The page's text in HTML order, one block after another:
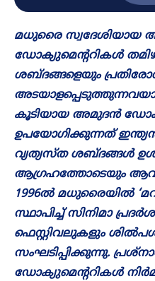
മധുരൈ സ്വദേശിയായ
ഡോക്യുമെന്ററികൾ
ശബ്ദങ്ങളെയും
കൂടിയായ അമുദൻ
ഉപയോഗിക്കുന്നത്
വ്യത്യസ്ത ശബ്ദങ്ങൾ
ആഗ്രഹത്തോടെയും
1996ൽ മധുരൈയിൽ
സ്ഥാപിച്ച് സിനിമാ
ഫെസ്റ്റിവലുകളും
സംഘടിപ്പിക്കുന്നു.
ഡോക്യുമെന്ററികൾ